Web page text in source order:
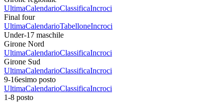
UltimaCalendarioClassificaIncroci
Final four
UltimaCalendarioTabelloneIncroci
Under-17 maschile
Girone Nord
UltimaCalendarioClassificaIncroci
Girone Sud
UltimaCalendarioClassificaIncroci
9-16esimo posto
UltimaCalendarioClassificaIncroci
1-8 posto